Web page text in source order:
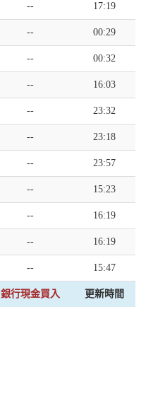
-- 17:19
-- 00:29
-- 00:32
-- 16:03
-- 23:32
-- 23:18
-- 23:57
-- 15:23
-- 16:19
-- 16:19
-- 15:47
銀行現金買入 更新時間